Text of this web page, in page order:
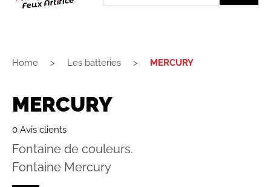
Home Les batteries MERCURY
MERCURY
0 Avis clients
Fontaine de couleurs.
Fontaine Mercury